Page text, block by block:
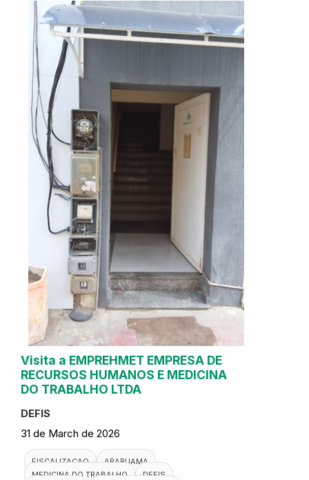
Visita a EMPREHMET EMPRESA DE
RECURSOS HUMANOS E MEDICINA
DO TRABALHO LTDA
DEFIS
31 de March de 2026
FISCALIZACAO
ARARUAMA
MEDICINA DO TRABALHO
DEFIS